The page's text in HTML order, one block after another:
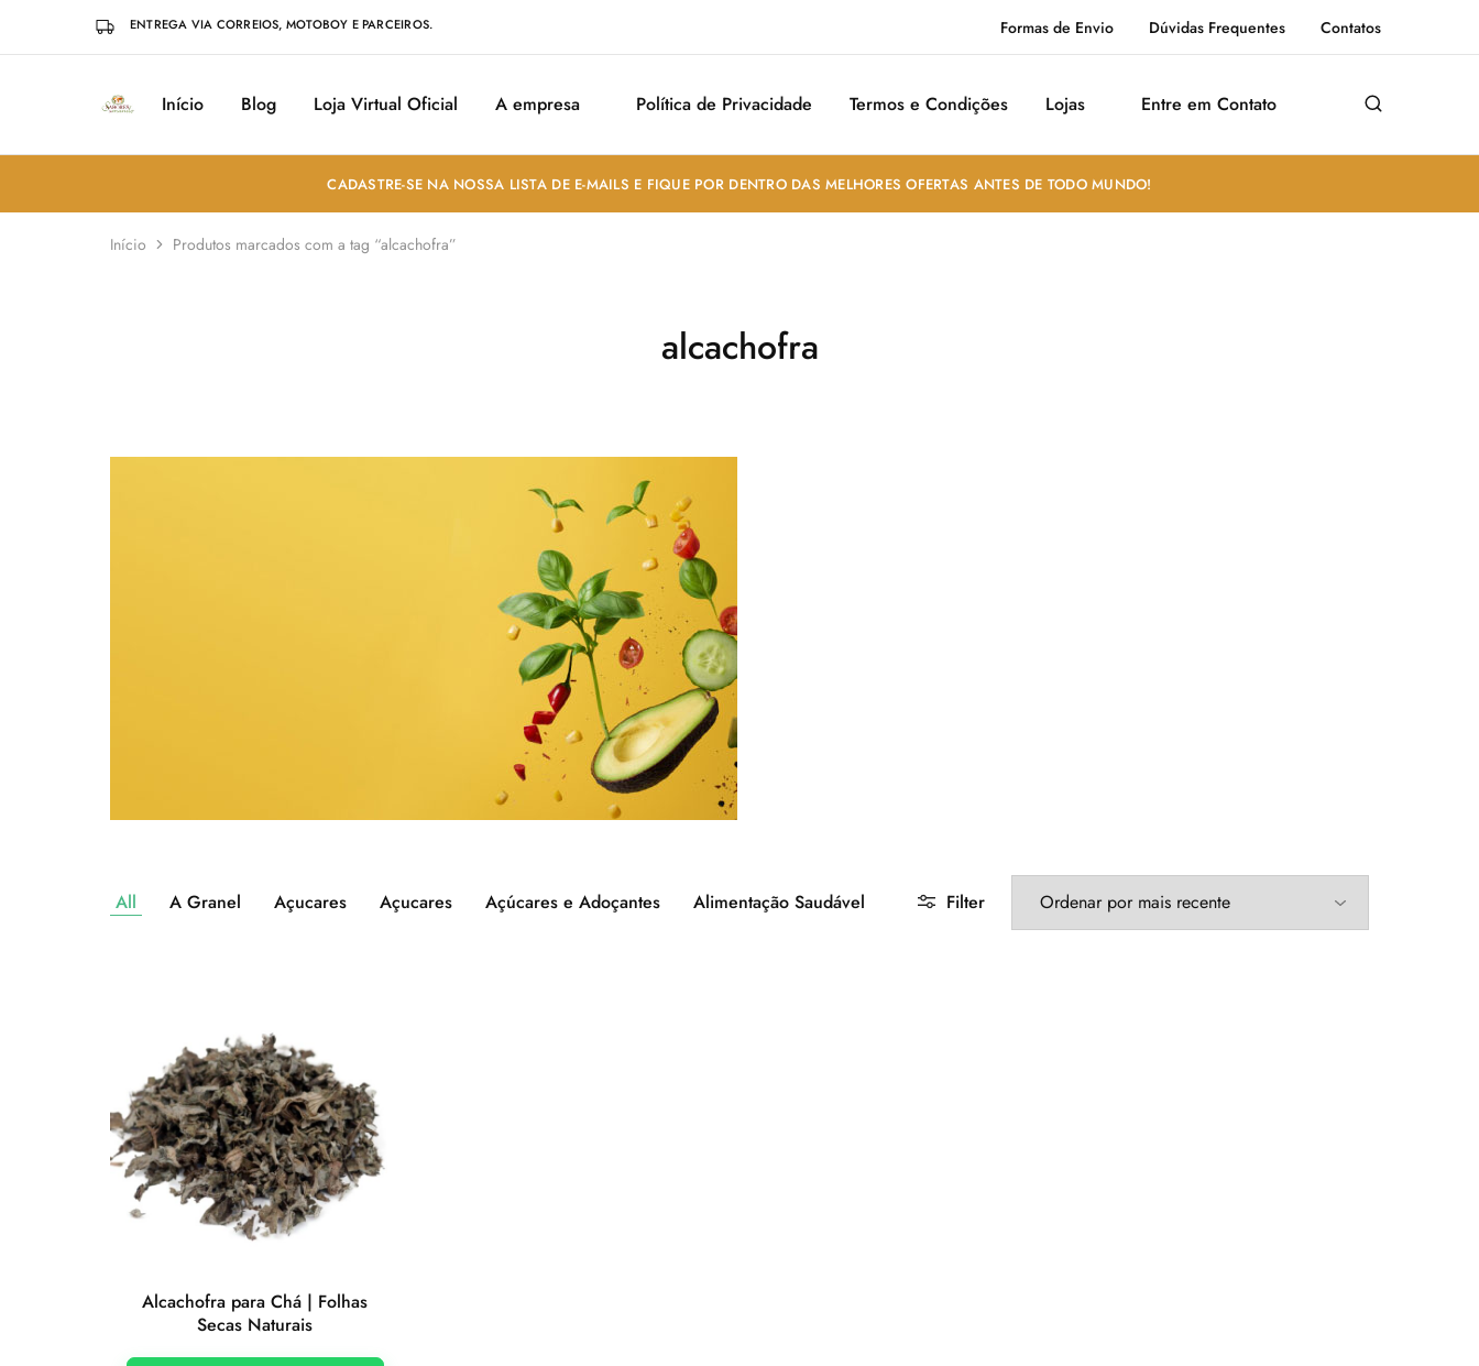
ENTREGA VIA CORREIOS, MOTOBOY E PARCEIROS. Formas de Envio Dúvidas Frequentes Contatos
Sabores
Sua
Temperos
em
João
Pessoa
Início Blog Loja Virtual Oficial A empresa Política de Privacidade Termos e Condições Lojas Entre em Contato
CADASTRE-SE NA NOSSA LISTA DE E-MAILS E FIQUE POR DENTRO DAS MELHORES OFERTAS ANTES DE TODO MUNDO!
Início Produtos marcados com a tag “alcachofra”
alcachofra
All A Granel Açucares Açucares Açúcares e Adoçantes Alimentação Saudável Filter
Alcachofra para Chá | Folhas
Secas Naturais